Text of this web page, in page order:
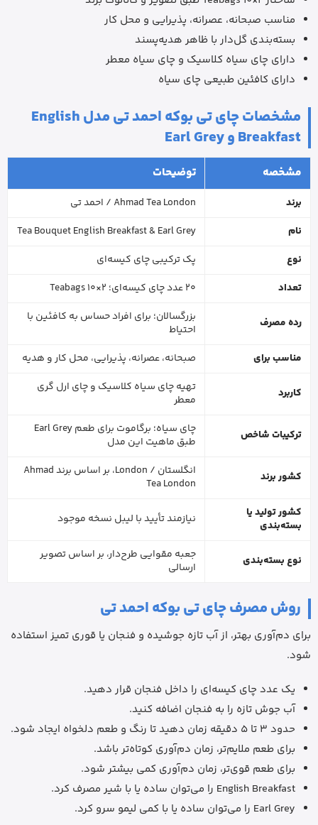
مناسب صبحانه، عصرانه، پذیرایی و محل کار
بسته‌بندی گل‌دار با ظاهر هدیه‌پسند
دارای چای سیاه کلاسیک و چای سیاه معطر
دارای کافئین طبیعی چای سیاه
مشخصات چای تی بوکه احمد تی مدل English
Breakfast و Earl Grey
مشخصه توضیحات
برند
Ahmad Tea London / احمد تی
نام
Tea Bouquet English Breakfast & Earl Grey
نوع
پک ترکیبی چای کیسه‌ای
تعداد
20 عدد چای کیسه‌ای؛ 2×10 Teabags
رده مصرف
بزرگسالان؛ برای افراد حساس به کافئین با
احتیاط
مناسب برای
صبحانه، عصرانه، پذیرایی، محل کار و هدیه
کاربرد
تهیه چای سیاه کلاسیک و چای ارل گری
معطر
ترکیبات شاخص
چای سیاه؛ برگاموت برای طعم Earl Grey
طبق ماهیت این مدل
کشور برند
انگلستان / London، بر اساس برند Ahmad
Tea London
کشور تولید یا
بسته‌بندی
نیازمند تأیید با لیبل نسخه موجود
نوع بسته‌بندی
جعبه مقوایی طرح‌دار، بر اساس تصویر
ارسالی
روش مصرف چای تی بوکه احمد تی
برای دم‌آوری بهتر، از آب تازه جوشیده و فنجان یا قوری تمیز استفاده
شود.
یک عدد چای کیسه‌ای را داخل فنجان قرار دهید.
آب جوش تازه را به فنجان اضافه کنید.
حدود 3 تا 5 دقیقه زمان دهید تا رنگ و طعم دلخواه ایجاد شود.
برای طعم ملایم‌تر، زمان دم‌آوری کوتاه‌تر باشد.
برای طعم قوی‌تر، زمان دم‌آوری کمی بیشتر شود.
English Breakfast را می‌توان ساده یا با شیر مصرف کرد.
Earl Grey را می‌توان ساده یا با کمی لیمو سرو کرد.